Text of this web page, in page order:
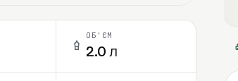
ОБ'ЄМ
2.0 л